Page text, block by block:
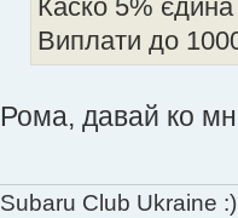
Каско 5%
Виплати до
Рома, давай ко
Subaru Club Ukraine :)